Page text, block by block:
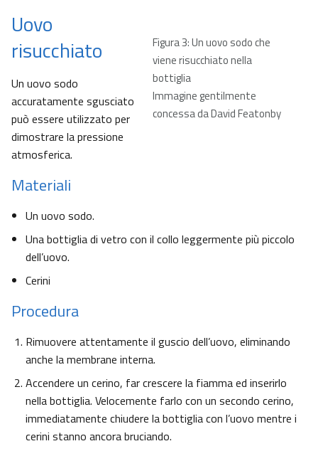
Figura 3: Un uovo sodo che
viene risucchiato nella
bottiglia
Immagine gentilmente
concessa da David Featonby
Uovo
risucchiato
Un uovo sodo
accuratamente sgusciato
può essere utilizzato per
dimostrare la pressione
atmosferica.
Materiali
Un uovo sodo.
Una bottiglia di vetro con il collo leggermente più piccolo
dell’uovo.
Cerini
Procedura
Rimuovere attentamente il guscio dell’uovo, eliminando
anche la membrane interna.
Accendere un cerino, far crescere la fiamma ed inserirlo
nella bottiglia. Velocemente farlo con un secondo cerino,
immediatamente chiudere la bottiglia con l’uovo mentre i
cerini stanno ancora bruciando.